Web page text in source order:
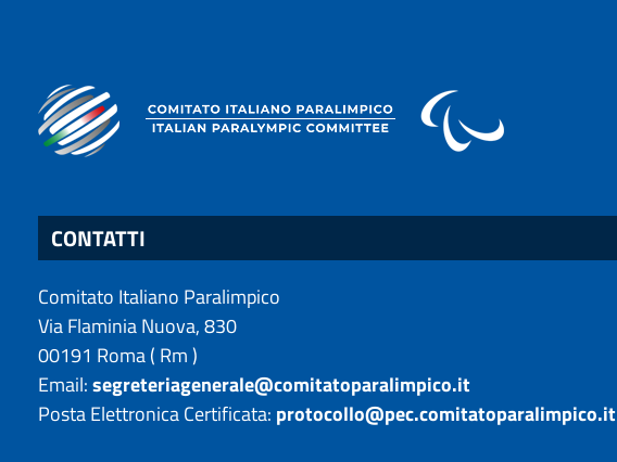
CONTATTI
Comitato Italiano Paralimpico
Via Flaminia Nuova, 830
00191 Roma( Rm)
Email:segreteriagenerale@comitatoparalimpico.it
Posta Elettronica Certificata: protocollo@pec.comitatoparalimpico.it